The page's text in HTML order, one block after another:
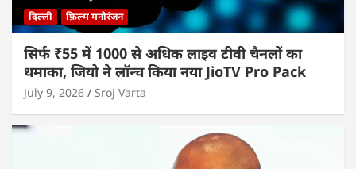
दिल्ली फ़िल्म मनोरंजन
सिर्फ ₹55 में 1000 से अधिक लाइव टीवी चैनलों का
धमाका, जियो ने लॉन्च किया नया JioTV Pro Pack
July 9, 2026 Sroj Varta